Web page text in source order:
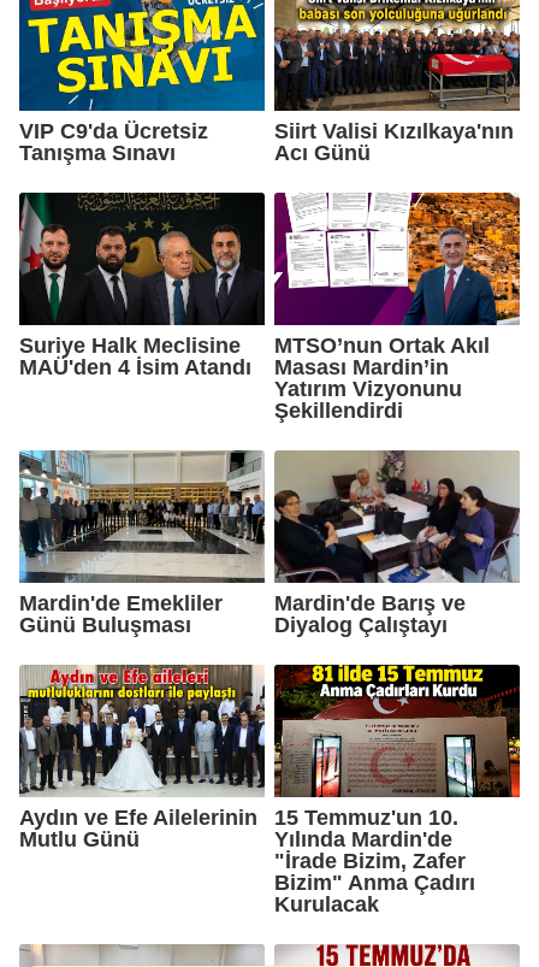
VIP C9'da Ücretsiz
Tanışma Sınavı
Siirt Valisi Kızılkaya'nın
Acı Günü
Suriye Halk Meclisine
MAÜ'den 4 İsim Atandı
MTSO’nun Ortak Akıl
Masası Mardin’in
Yatırım Vizyonunu
Şekillendirdi
Mardin'de Emekliler
Günü Buluşması
Mardin'de Barış ve
Diyalog Çalıştayı
Aydın ve Efe Ailelerinin
Mutlu Günü
15 Temmuz'un 10.
Yılında Mardin'de
"İrade Bizim, Zafer
Bizim" Anma Çadırı
Kurulacak